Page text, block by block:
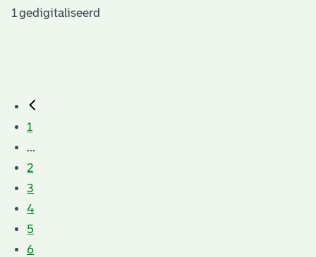
1 gedigitaliseerd
1
...
2
3
4
5
6